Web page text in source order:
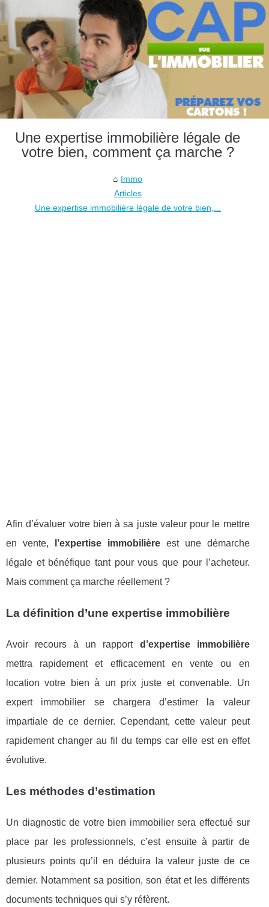
Une expertise immobilière légale de
votre bien, comment ça marche ?
Immo
Articles
Une expertise immobilière légale de votre bien,...
Afin d’évaluer votre bien à sa juste valeur pour le mettre
en vente,
l’expertise immobilièreest une démarche
légale et bénéfique tant pour vous que pour l’acheteur.
Mais comment ça marche réellement ?
La définition d’une expertise immobilière
Avoir recours à un rapport d’expertise immobilière
mettra rapidement et efficacement en vente ou en
location votre bien à un prix juste et convenable. Un
expert immobilier se chargera d’estimer la valeur
impartiale de ce dernier. Cependant, cette valeur peut
rapidement changer au fil du temps car elle est en effet
évolutive.
Les méthodes d’estimation
Un diagnostic de votre bien immobilier sera effectué sur
place par les professionnels, c’est ensuite à partir de
plusieurs points qu’il en déduira la valeur juste de ce
dernier. Notamment sa position, son état et les différents
documents techniques qui s’y réfèrent.